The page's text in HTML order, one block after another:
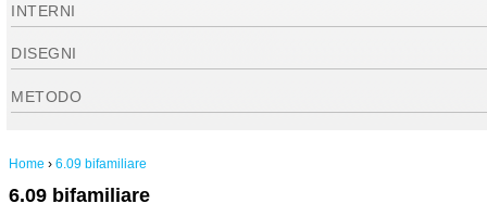
INTERNI
DISEGNI
METODO
Home › 6.09 bifamiliare
6.09 bifamiliare